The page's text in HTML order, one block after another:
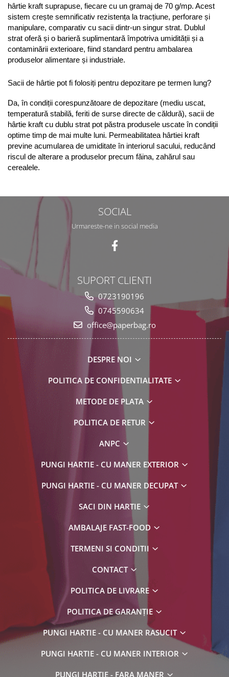
hârtie kraft suprapuse, fiecare cu un gramaj de 70 g/mp. Acest
sistem crește semnificativ rezistența la tracțiune, perforare și
manipulare, comparativ cu sacii dintr-un singur strat. Dublul
strat oferă și o barieră suplimentară împotriva umidității și a
contaminării exterioare, fiind standard pentru ambalarea
produselor alimentare și industriale.
Sacii de hârtie pot fi folosiți pentru depozitare pe termen lung?
Da, în condiții corespunzătoare de depozitare (mediu uscat,
temperatură stabilă, feriti de surse directe de căldură), sacii de
hârtie kraft cu dublu strat pot păstra produsele uscate în condiții
optime timp de mai multe luni. Permeabilitatea hârtiei kraft
previne acumularea de umiditate în interiorul sacului, reducând
riscul de alterare a produselor precum făina, zahărul sau
cerealele.
SOCIAL
Urmareste-ne in social media
SUPORT CLIENTI
0723190196
0745590634
office@paperbag.ro
DESPRE NOI
POLITICA DE CONFIDENTIALITATE
METODE DE PLATA
POLITICA DE RETUR
ANPC
PUNGI HARTIE - CU MANER EXTERIOR
PUNGI HARTIE - CU MANER DECUPAT
SACI DIN HARTIE
AMBALAJE FAST-FOOD
TERMENI SI CONDITII
CONTACT
POLITICA DE LIVRARE
POLITICA DE GARANȚIE
PUNGI HARTIE - CU MANER RASUCIT
PUNGI HARTIE - CU MANER INTERIOR
PUNGI HARTIE - FARA MANER